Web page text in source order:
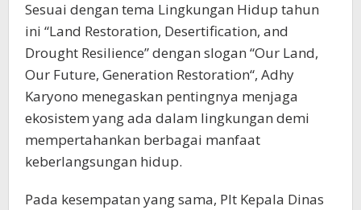
Sesuai dengan tema Lingkungan Hidup tahun
ini “Land Restoration, Desertification, and
Drought Resilience” dengan slogan “Our Land,
Our Future, Generation Restoration“, Adhy
Karyono menegaskan pentingnya menjaga
ekosistem yang ada dalam lingkungan demi
mempertahankan berbagai manfaat
keberlangsungan hidup.
Pada kesempatan yang sama, Plt Kepala Dinas